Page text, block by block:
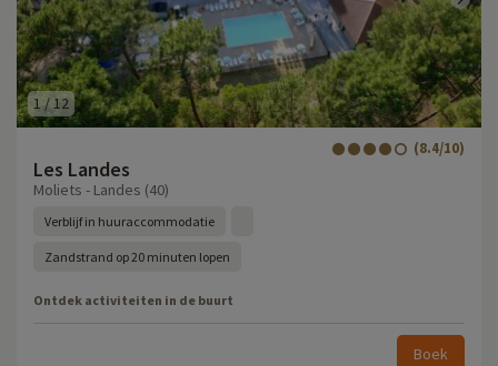
1 /12
Les Landes
(8.4/10)
Moliets - Landes (40)
Verblijf in huuraccommodatie
Zandstrand op 20 minuten lopen
Ontdek activiteiten in de buurt
Boek